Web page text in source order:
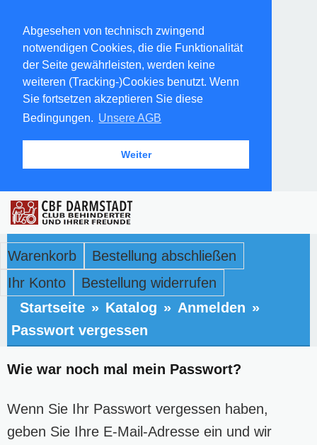
Abgesehen von technisch zwingend
notwendigen Cookies, die die Funktionalität
der Seite gewährleisten, werden keine
weiteren (Tracking-)Cookies benutzt. Wenn
Sie fortsetzen akzeptieren Sie diese
Bedingungen. Unsere AGB
Weiter
Warenkorb
Bestellung abschließen
Ihr Konto
Bestellung widerrufen
Startseite » Katalog » Anmelden »
Passwort vergessen
Wie war noch mal mein Passwort?
Wenn Sie Ihr Passwort vergessen haben,
geben Sie Ihre E-Mail-Adresse ein und wir